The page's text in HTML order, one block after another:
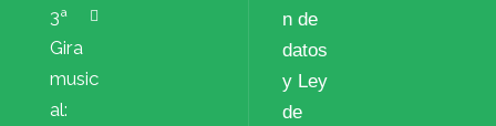
3ª
Gira
music
al:
n de
datos
y Ley
de